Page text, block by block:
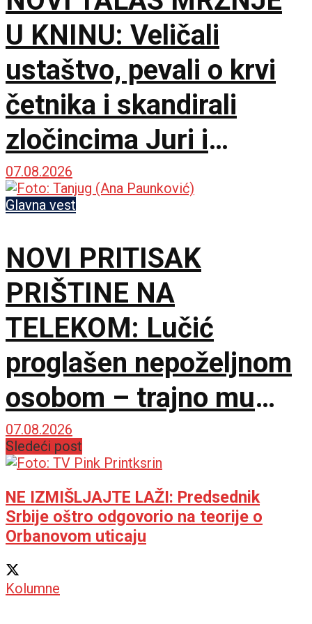
U KNINU: Veličali
ustaštvo, pevali o krvi
četnika i skandirali
zločincima Juri i
Bobanu
07.08.2026
Glavna vest
NOVI PRITISAK
PRIŠTINE NA
TELEKOM: Lučić
proglašen nepoželjnom
osobom – trajno mu
zabranjen ulazak na
KiM
07.08.2026
Sledeći post
NE IZMIŠLJAJTE LAŽI: Predsednik
Srbije oštro odgovorio na teorije o
Orbanovom uticaju
Kolumne